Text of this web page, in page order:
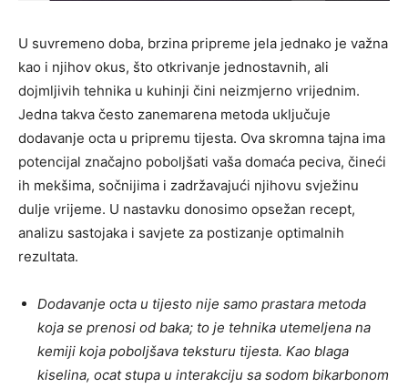
U suvremeno doba, brzina pripreme jela jednako je važna
kao i njihov okus, što otkrivanje jednostavnih, ali
dojmljivih tehnika u kuhinji čini neizmjerno vrijednim.
Jedna takva često zanemarena metoda uključuje
dodavanje octa u pripremu tijesta. Ova skromna tajna ima
potencijal značajno poboljšati vaša domaća peciva, čineći
ih mekšima, sočnijima i zadržavajući njihovu svježinu
dulje vrijeme. U nastavku donosimo opsežan recept,
analizu sastojaka i savjete za postizanje optimalnih
rezultata.
Dodavanje octa u tijesto nije samo prastara metoda
koja se prenosi od baka; to je tehnika utemeljena na
kemiji koja poboljšava teksturu tijesta. Kao blaga
kiselina, ocat stupa u interakciju sa sodom bikarbonom